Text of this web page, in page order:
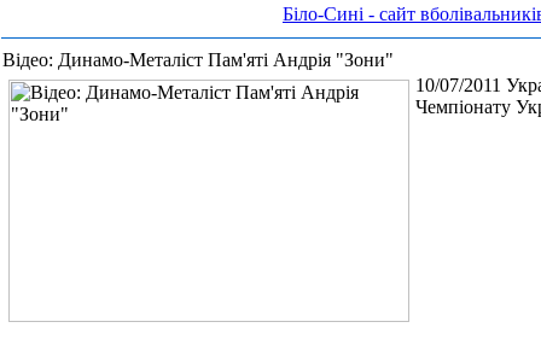
Біло-Сині - сайт
Відео: Динамо-Металіст Пам'яті Андрія "Зони"
10/07/2011
Чемпіонату